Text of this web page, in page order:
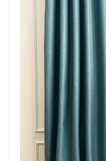
преимущества: -
равномерные
-Надёжность:
тяжёлые ткани. -
задвигать,
-
спальни, кухни
ткань и цвет — и